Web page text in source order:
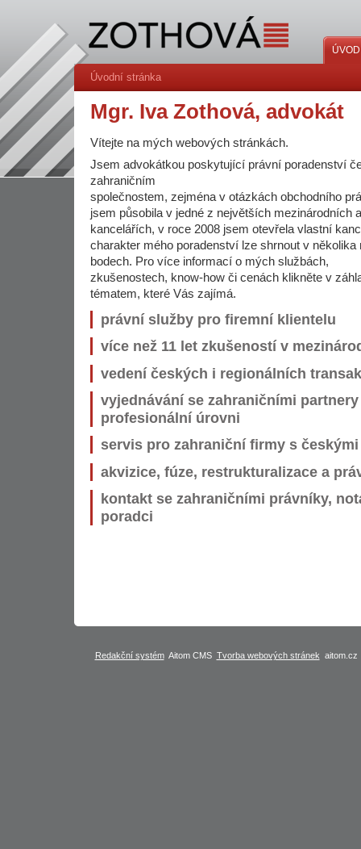
ÚVOD
Úvodní stránka
Mgr. Iva Zothová, advokát
Vítejte na mých webových stránkách.
Jsem advokátkou poskytující právní poradenství
zahraničním
společnostem, zejména v otázkách obchodního
jsem působila v jedné z největších mezinárodních
kancelářích, v roce 2008 jsem otevřela vlastní
charakter mého poradenství lze shrnout v několika
bodech. Pro více informací o mých službách,
zkušenostech, know-how či cenách klikněte v
tématem, které Vás zajímá.
právní služby pro firemní klientelu
více než 11 let zkušeností v
vedení českých i regionálních
vyjednávání se zahraničními partnery
profesionální úrovni
servis pro zahraniční firmy s
akvizice, fúze, restrukturalizace a
kontakt se zahraničními právníky,
poradci
Redakční systém Aitom CMS Tvorba webových stránek aitom.cz